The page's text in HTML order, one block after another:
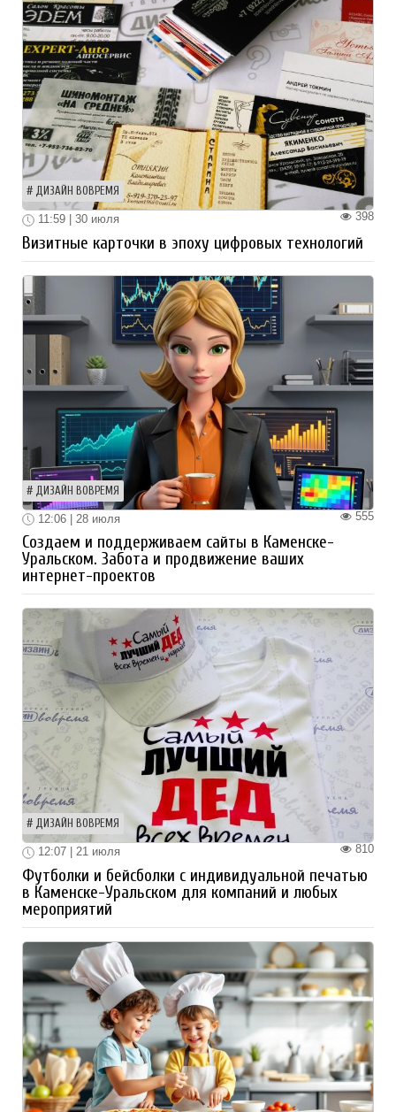
ДИЗАЙН ВОВРЕМЯ
398
11:59 | 30 июля
Визитные карточки в эпоху цифровых технологий
ДИЗАЙН ВОВРЕМЯ
555
12:06 | 28 июля
Создаем и поддерживаем сайты в Каменске-
Уральском. Забота и продвижение ваших
интернет-проектов
ДИЗАЙН ВОВРЕМЯ
810
12:07 | 21 июля
Футболки и бейсболки с индивидуальной печатью
в Каменске-Уральском для компаний и любых
мероприятий